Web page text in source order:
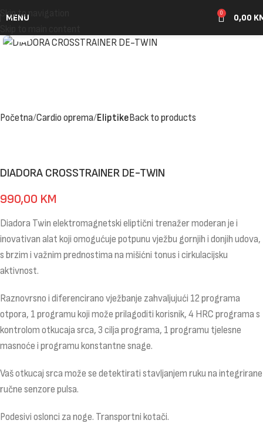
Skip to navigation
MENU 0 0,00
Početna Cardio oprema EliptikeBack to products
DIADORA CROSSTRAINER DE-TWIN
990,00 KM
Diadora Twin elektromagnetski eliptični trenažer moderan je i
inovativan alat koji omogućuje potpunu vježbu gornjih i donjih udova,
s brzim i važnim prednostima na mišićni tonus i cirkulacijsku
aktivnost.
Raznovrsno i diferencirano vježbanje zahvaljujući 12 programa
otpora, 1 programu koji može prilagoditi korisnik, 4 HRC programa s
kontrolom otkucaja srca, 3 cilja programa, 1 programu tjelesne
masnoće i programu konstantne snage.
Vaš otkucaj srca može se detektirati stavljanjem ruku na integrirane
ručne senzore pulsa.
Podesivi oslonci za noge. Transportni kotači.